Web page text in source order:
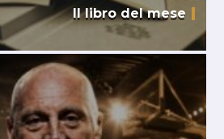
Il libro del mese